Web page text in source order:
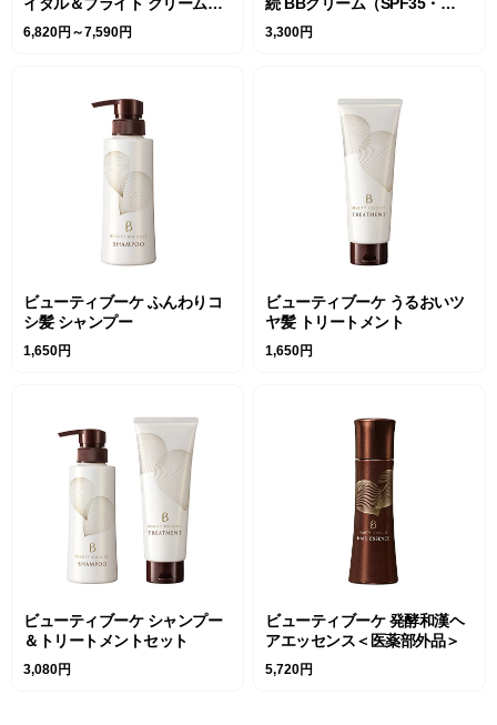
医薬部外品＞
6,820円～7,590円
PA++）
3,300円
ビューティブーケ ふんわりコ
シ髪 シャンプー
1,650円
ビューティブーケ うるおいツ
ヤ髪 トリートメント
1,650円
ビューティブーケ シャンプー
＆トリートメントセット
3,080円
ビューティブーケ 発酵和漢ヘ
アエッセンス＜医薬部外品＞
5,720円